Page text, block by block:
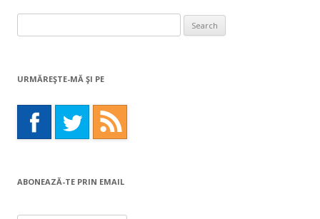
for:
URMĂREŞTE-MĂ ŞI PE
ABONEAZĂ-TE PRIN EMAIL